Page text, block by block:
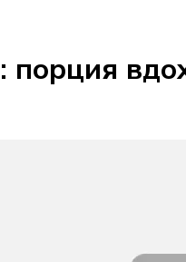
порция